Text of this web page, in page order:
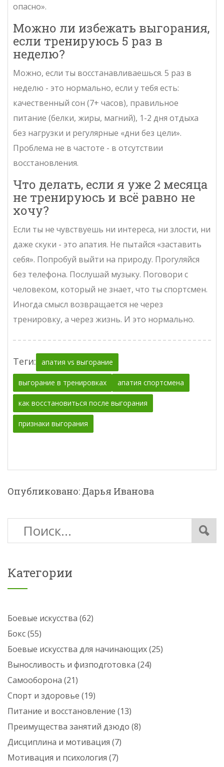
опасно».
Можно ли избежать выгорания,
если тренируюсь 5 раз в
неделю?
Можно, если ты восстанавливаешься. 5 раз в
неделю - это нормально, если у тебя есть:
качественный сон (7+ часов), правильное
питание (белки, жиры, магний), 1-2 дня отдыха
без нагрузки и регулярные «дни без цели».
Проблема не в частоте - в отсутствии
восстановления.
Что делать, если я уже 2 месяца
не тренируюсь и всё равно не
хочу?
Если ты не чувствуешь ни интереса, ни злости, ни
даже скуки - это апатия. Не пытайся «заставить
себя». Попробуй выйти на природу. Прогуляйся
без телефона. Послушай музыку. Поговори с
человеком, который не знает, что ты спортсмен.
Иногда смысл возвращается не через
тренировку, а через жизнь. И это нормально.
Теги: апатия vs выгорание
выгорание в тренировках апатия спортсмена
как восстановиться после выгорания
признаки выгорания
Опубликовано: Дарья Иванова
Категории
Боевые искусства (62)
Бокс(55)
Боевые искусства для начинающих(25)
Выносливость и физподготовка (24)
Самооборона (21)
Спорт и здоровье (19)
Питание и восстановление (13)
Преимущества занятий дзюдо (8)
Дисциплина и мотивация (7)
Мотивация и психология (7)